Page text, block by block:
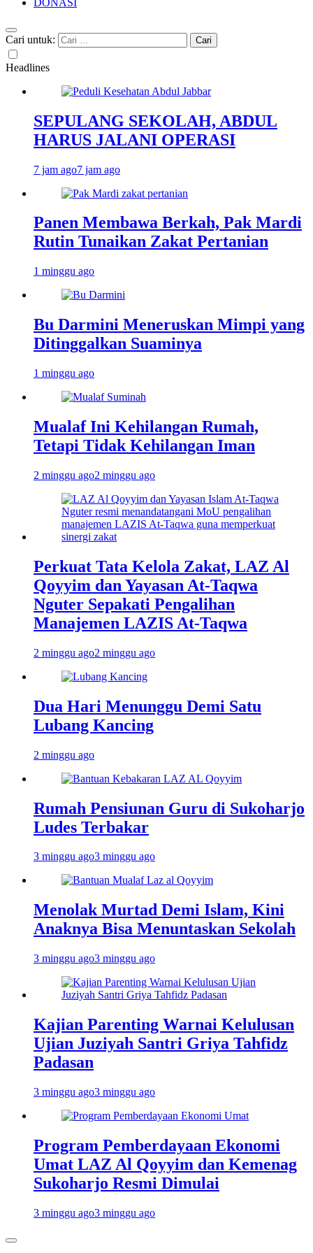
Cari untuk:
Headlines
SEPULANG SEKOLAH, ABDUL
HARUS JALANI OPERASI
7 jam ago7 jam ago
Panen Membawa Berkah, Pak Mardi
Rutin Tunaikan Zakat Pertanian
1 minggu ago
Bu Darmini Meneruskan Mimpi yang
Ditinggalkan Suaminya
1 minggu ago
Mualaf Ini Kehilangan Rumah,
Tetapi Tidak Kehilangan Iman
2 minggu ago2 minggu ago
Perkuat Tata Kelola Zakat, LAZ Al
Qoyyim dan Yayasan At-Taqwa
Nguter Sepakati Pengalihan
Manajemen LAZIS At-Taqwa
2 minggu ago2 minggu ago
Dua Hari Menunggu Demi Satu
Lubang Kancing
2 minggu ago
Rumah Pensiunan Guru di Sukoharjo
Ludes Terbakar
3 minggu ago3 minggu ago
Menolak Murtad Demi Islam, Kini
Anaknya Bisa Menuntaskan Sekolah
3 minggu ago3 minggu ago
Kajian Parenting Warnai Kelulusan
Ujian Juziyah Santri Griya Tahfidz
Padasan
3 minggu ago3 minggu ago
Program Pemberdayaan Ekonomi
Umat LAZ Al Qoyyim dan Kemenag
Sukoharjo Resmi Dimulai
3 minggu ago3 minggu ago